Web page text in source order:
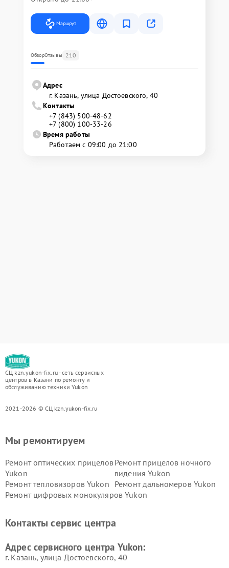
Маршрут
ОбзорОтзывы 210
Адрес
г. Казань, улица Достоевского, 40
Контакты
+7 (843) 500-48-62
+7 (800) 100-33-26
Время работы
Работаем с 09:00 до 21:00
СЦ kzn.yukon-fix.ru - сеть сервисных
центров в Казани по ремонту и
обслуживанию техники Yukon
2021-2026 © СЦ kzn.yukon-fix.ru
Мы ремонтируем
Ремонт оптических прицелов
Yukon
Ремонт прицелов ночного
видения Yukon
Ремонт тепловизоров Yukon Ремонт дальномеров Yukon
Ремонт цифровых монокуляров Yukon
Контакты сервис центра
Адрес сервисного центра Yukon:
г. Казань, улица Достоевского, 40